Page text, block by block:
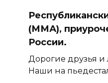
(ММА),
России.
Дорогие друзья и
Наши на